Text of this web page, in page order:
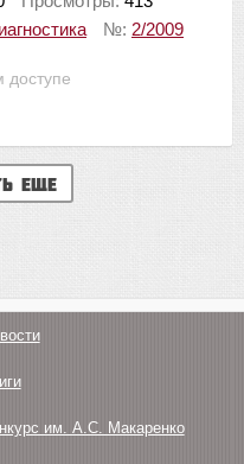
доступе
№: 2/2009
еще
им. А.С. Макаренко